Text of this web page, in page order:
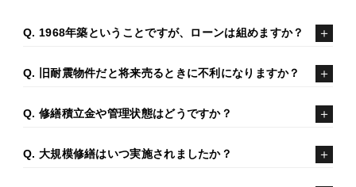
Q. 1968年築ということですが、ローンは組めますか？
Q. 旧耐震物件だと将来売るときに不利になりますか？
Q. 修繕積立金や管理状態はどうですか？
Q. 大規模修繕はいつ実施されましたか？